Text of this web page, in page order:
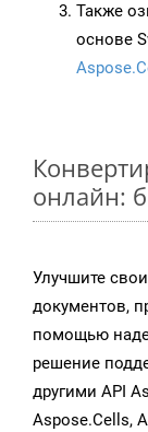
Также
основе
онлайн:
Улучшите
документов,
помощью
решение
другими API
Aspose.Cells,